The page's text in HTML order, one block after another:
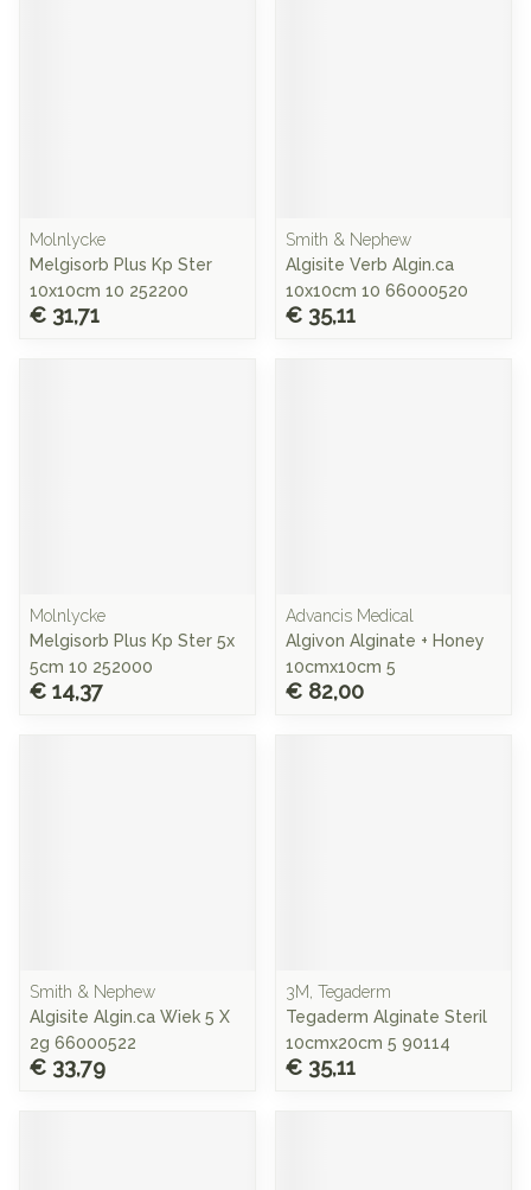
Molnlycke
Melgisorb Plus Kp Ster
10x10cm 10 252200
€ 31,71
Smith & Nephew
Algisite Verb Algin.ca
10x10cm 10 66000520
€ 35,11
Molnlycke
Melgisorb Plus Kp Ster 5x
5cm 10 252000
€ 14,37
Advancis Medical
Algivon Alginate + Honey
10cmx10cm 5
€ 82,00
Smith & Nephew
Algisite Algin.ca Wiek 5 X
2g 66000522
€ 33,79
3M, Tegaderm
Tegaderm Alginate Steril
10cmx20cm 5 90114
€ 35,11